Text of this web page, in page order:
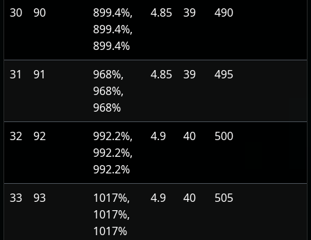
30 90
899.4%,
899.4%,
899.4%
4.85 39 490
31 91
968%,
968%,
968%
4.85 39 495
32 92
992.2%,
992.2%,
992.2%
4.9 40 500
33 93
1017%,
1017%,
1017%
4.9 40 505